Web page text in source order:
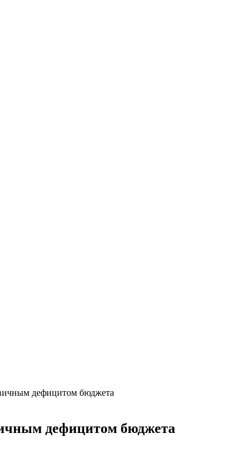
дефицитом бюджета
дефицитом бюджета